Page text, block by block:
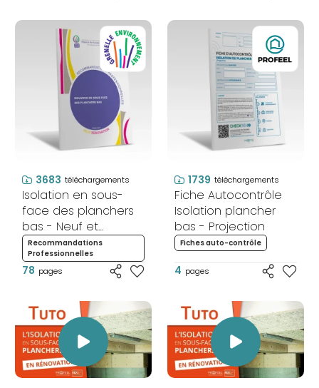
3683 téléchargements
Isolation en sous-
face des planchers
bas - Neuf et
Rénovation
Recommandations
Professionnelles
78 pages
1739 téléchargements
Fiche Autocontrôle
Isolation plancher
bas - Projection
Fiches auto-contrôle
4 pages